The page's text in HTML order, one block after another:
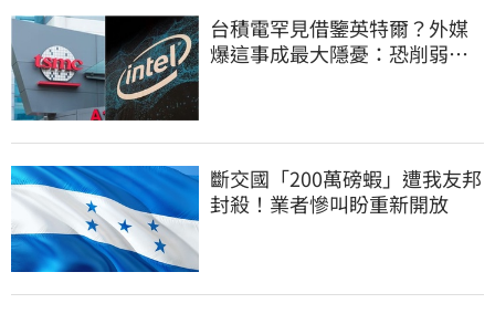
台積電罕見借鑒英特爾？外媒
爆這事成最大隱憂：恐削弱領
斷交國「200萬磅蝦」遭我友邦
封殺！業者慘叫盼重新開放